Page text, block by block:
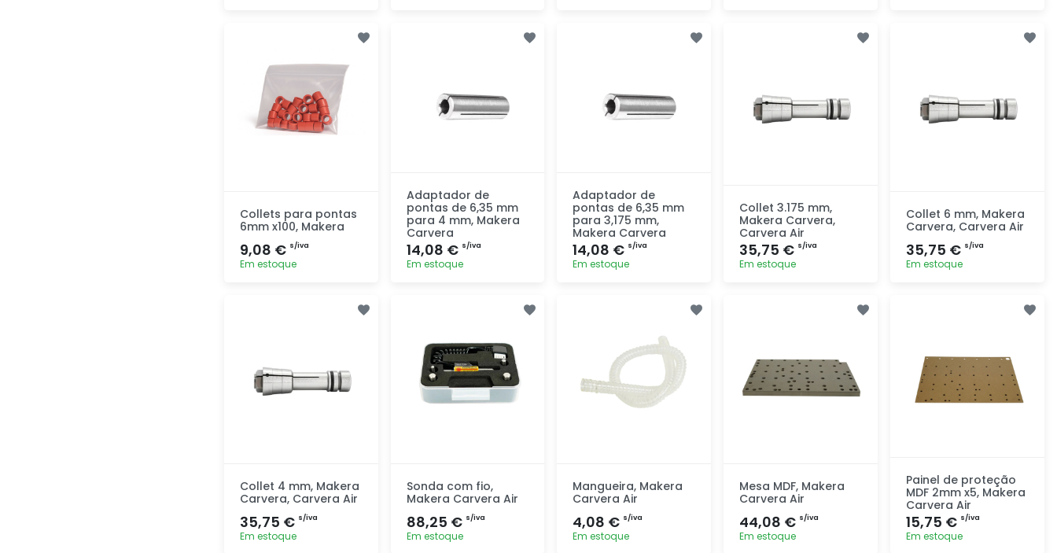
Collets para pontas
6mm x100, Makera
9,08 € s/iva
Em estoque
Adaptador de
pontas de 6,35 mm
para 4 mm, Makera
Carvera
14,08 € s/iva
Em estoque
Adaptador de
pontas de 6,35 mm
para 3,175 mm,
Makera Carvera
14,08 € s/iva
Em estoque
Collet 3.175 mm,
Makera Carvera,
Carvera Air
35,75 € s/iva
Em estoque
Collet 6 mm, Makera
Carvera, Carvera Air
35,75 € s/iva
Em estoque
Collet 4 mm, Makera
Carvera, Carvera Air
35,75 € s/iva
Em estoque
Sonda com fio,
Makera Carvera Air
88,25 € s/iva
Em estoque
Mangueira, Makera
Carvera Air
4,08 € s/iva
Em estoque
Mesa MDF, Makera
Carvera Air
44,08 € s/iva
Em estoque
Painel de proteção
MDF 2mm x5, Makera
Carvera Air
15,75 € s/iva
Em estoque